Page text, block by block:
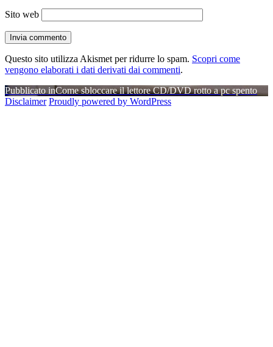
Sito web
Questo sito utilizza Akismet per ridurre lo spam. Scopri come
vengono elaborati i dati derivati dai commenti.
Navigazione
articoli
Pubblicato inCome sbloccare il lettore CD/DVD rotto a pc spento
Disclaimer Proudly powered by WordPress